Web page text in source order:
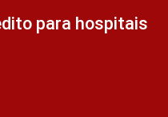
para hospitais